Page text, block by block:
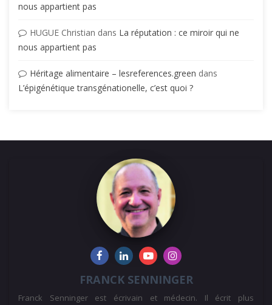
nous appartient pas
HUGUE Christian dans La réputation : ce miroir qui ne
nous appartient pas
Héritage alimentaire – lesreferences.green dans
L’épigénétique transgénationelle, c’est quoi ?
FRANCK SENNINGER
Franck Senninger est écrivain et médecin. Il écrit plus